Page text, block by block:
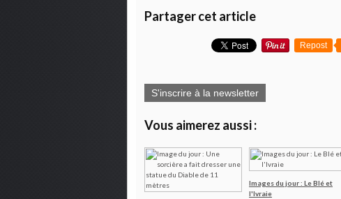
Partager cet article
Repost
S'inscrire à la newsletter
Vous aimerez aussi :
Images du jour : Le Blé et
l'Ivraie